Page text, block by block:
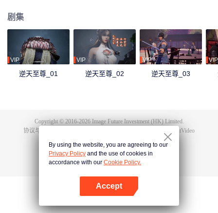
宙入侵时，鸿蒙至尊被混沌至尊和始源至尊设计联手杀害，并诅咒其万世轮
回。鸿蒙至尊亲人手下被杀，家园被夺，理念被改，就连最疼爱的徒儿灵霞天
尊也背叛了他。而且在他万世轮回中被世世灭门，直到最后一世转生到了谭云
身上。 谭云是望月镇小贵族谭家的少爷，但鸿蒙至尊转生之人需要受到生死刺
激才能觉醒。在婚礼中，谭云撞见未婚妻与司徒家少爷偷情并被殴打，在将死
之时终于觉醒了鸿蒙至尊的记忆。 原先废柴的谭云凭借着鸿蒙神胎，逆天改
命，拥有了神级的天赋，然后开始修炼前世的功法，快速提升修为。谭云先是
也收获了多位风姿卓绝的佳丽。
剧集
VIP
逆天至尊_01
VIP
逆天至尊_02
VIP
逆天至尊_03
VIP
Copyright © 2016-2026Image Future Investment (HK) Limited.
协议与条款
TencentVideo
By using the website, you are agreeing to our
Privacy Policy and the use of cookies in
accordance with our Cookie Policy.
Accept